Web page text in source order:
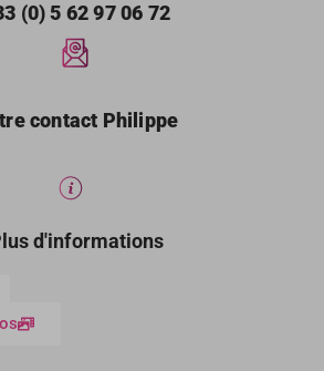
(0) 5 62 97 06 72
contact Philippe
d'informations